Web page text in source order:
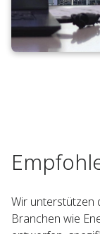
Wir unterstützen
Branchen wie